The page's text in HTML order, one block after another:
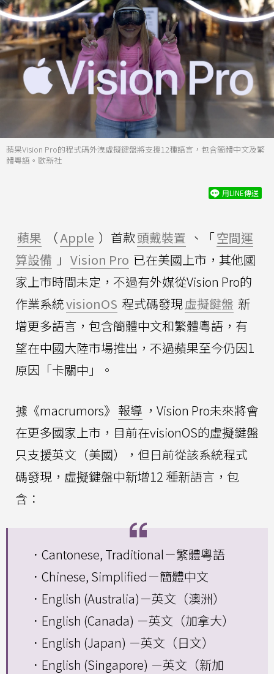
蘋果Vision Pro的程式碼外洩虛擬鍵盤將支援12種語言，包含簡體中文及繁
體粵語。歐新社
用LINE傳送
蘋果 （Apple ）首款頭戴裝置 、「空間運
算設備 」 Vision Pro 已在美國上市，其他國
家上市時間未定，不過有外媒從Vision Pro的
作業系統visionOS 程式碼發現虛擬鍵盤 新
增更多語言，包含簡體中文和繁體粵語，有
望在中國大陸市場推出，不過蘋果至今仍因1
原因「卡關中」。
據《macrumors》 報導 ，Vision Pro未來將會
在更多國家上市，目前在visionOS的虛擬鍵盤
只支援英文（美國），但日前從該系統程式
碼發現，虛擬鍵盤中新增12 種新語言，包
含：
．Cantonese, Traditional－繁體粵語
．Chinese, Simplified－簡體中文
．English (Australia)－英文（澳洲）
．English (Canada) －英文（加拿大）
．English (Japan) －英文（日文）
．English (Singapore) －英文（新加